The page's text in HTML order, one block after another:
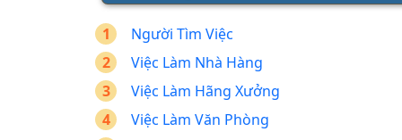
Người Tìm Việc
Việc Làm Nhà Hàng
Việc Làm Hãng Xưởng
Việc Làm Văn Phòng